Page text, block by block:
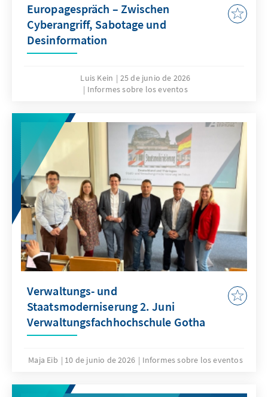
Europagespräch – Zwischen
Cyberangriff, Sabotage und
Desinformation
Luis Kein
25 de junio de 2026
Informes sobre los eventos
Verwaltungs- und
Staatsmoderniserung 2. Juni
Verwaltungsfachhochschule Gotha
Maja Eib 10 de junio de 2026 Informes sobre los eventos